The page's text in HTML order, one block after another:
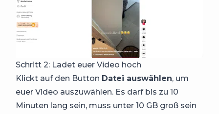
Schritt 2: Ladet euer Video hoch
Klickt auf den Button Datei auswählen, um
euer Video auszuwählen. Es darf bis zu 10
Minuten lang sein, muss unter 10 GB groß sein